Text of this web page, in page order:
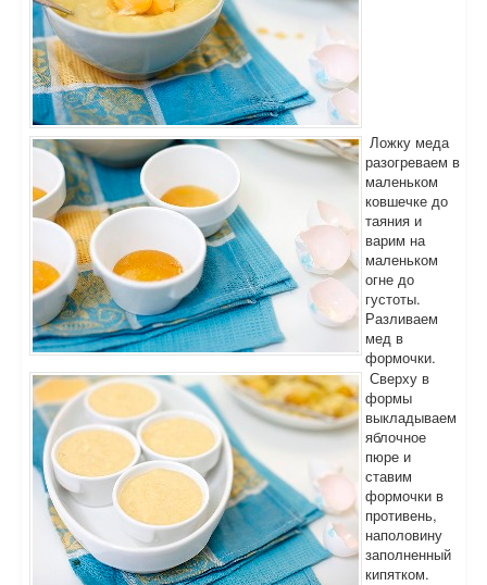
Ложку меда
разогреваем в
маленьком
ковшечке до
таяния и
варим на
маленьком
огне до
густоты.
Разливаем
мед в
формочки.
Сверху в
формы
выкладываем
яблочное
пюре и
ставим
формочки в
противень,
наполовину
заполненный
кипятком.